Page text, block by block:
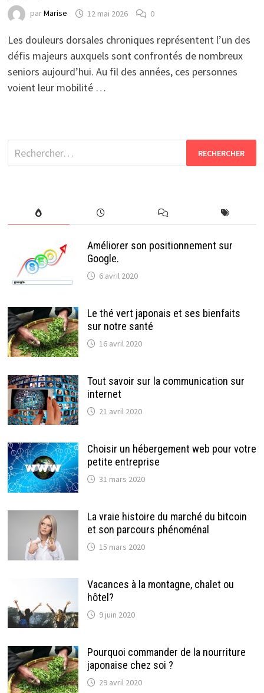
parMarise 12 mai 2026 0
Les douleurs dorsales chroniques représentent l’un des
défis majeurs auxquels sont confrontés de nombreux
seniors aujourd’hui. Au fil des années, ces personnes
voient leur mobilité …
Rechercher :
Améliorer son positionnement sur
Google.
6 avril 2020
Le thé vert japonais et ses bienfaits
sur notre santé
16 avril 2020
Tout savoir sur la communication sur
internet
21 avril 2020
Choisir un hébergement web pour votre
petite entreprise
31 mars 2020
La vraie histoire du marché du bitcoin
et son parcours phénoménal
15 mars 2020
Vacances à la montagne, chalet ou
hôtel?
9 juin 2020
Pourquoi commander de la nourriture
japonaise chez soi ?
29 avril 2020